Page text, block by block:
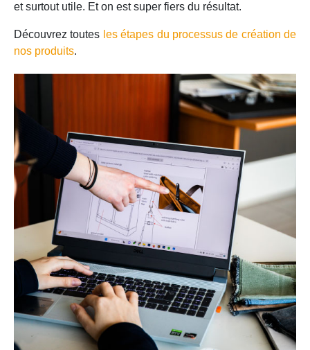
et surtout utile. Et on est super fiers du résultat.
Découvrez toutes les étapes du processus de création de
nos produits.